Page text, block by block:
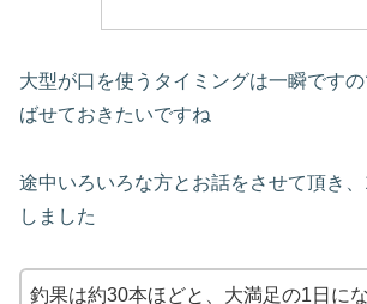
大型が口を使うタイミングは一瞬です
ばせておきたいですね
途中いろいろな方とお話をさせて頂き
しました
釣果は約30本ほどと、大満足の1日に